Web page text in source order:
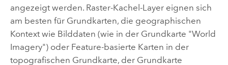
angezeigt werden. Raster-Kachel-Layer eignen sich
am besten für Grundkarten, die geographischen
Kontext wie Bilddaten (wie in der Grundkarte "World
Imagery") oder Feature-basierte Karten in der
topografischen Grundkarte, der Grundkarte